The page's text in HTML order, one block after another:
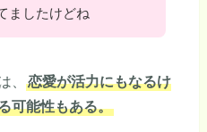
ましたけどね
、恋愛が活力にもなるけ
可能性もある。